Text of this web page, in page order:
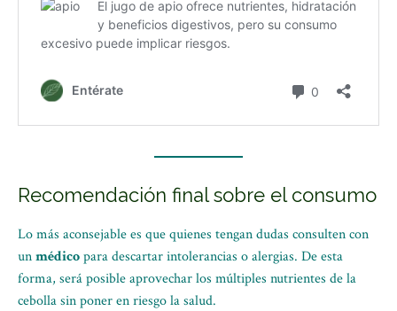
Recomendación final sobre el consumo
Lo más aconsejable es que quienes tengan dudas consulten con
unmédicopara descartar intolerancias o alergias. De esta
forma, será posible aprovechar los múltiples nutrientes de la
cebolla sin poner en riesgo la salud.